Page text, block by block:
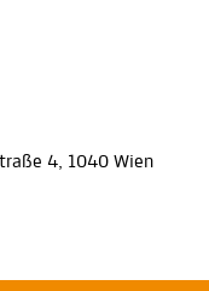
4, 1040 Wien